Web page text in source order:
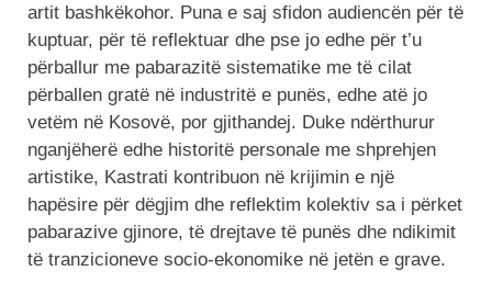
artit bashkëkohor. Puna e saj sfidon audiencën për të
kuptuar, për të reflektuar dhe pse jo edhe për t’u
përballur me pabarazitë sistematike me të cilat
përballen gratë në industritë e punës, edhe atë jo
vetëm në Kosovë, por gjithandej. Duke ndërthurur
nganjëherë edhe historitë personale me shprehjen
artistike, Kastrati kontribuon në krijimin e një
hapësire ​​për dëgjim dhe reflektim kolektiv sa i përket
pabarazive gjinore, të drejtave të punës dhe ndikimit
të tranzicioneve socio-ekonomike në jetën e grave.